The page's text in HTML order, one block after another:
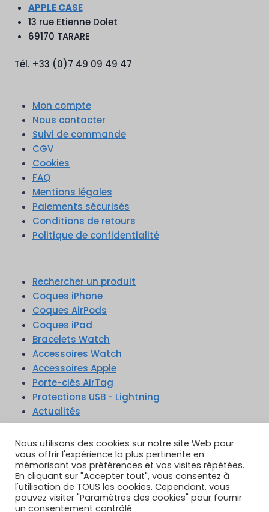
APPLE CASE
13 rue Etienne Dolet
69170 TARARE
Tél. +33 (0)7 49 09 49 47
Mon compte
Nous contacter
Suivi de commande
CGV
Cookies
FAQ
Mentions légales
Paiements sécurisés
Conditions de retours
Politique de confidentialité
Rechercher un produit
Coques iPhone
Coques AirPods
Coques iPad
Bracelets Watch
Accessoires Watch
Accessoires Apple
Porte-clés AirTag
Protections USB - Lightning
Actualités
TikTok YouTube
Google Reviews
Instagram